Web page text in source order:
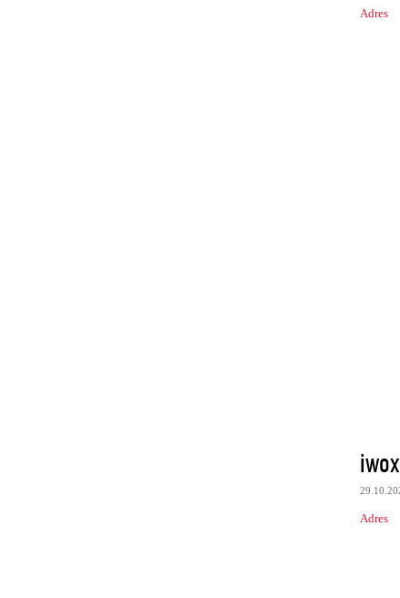
Adres
Adres